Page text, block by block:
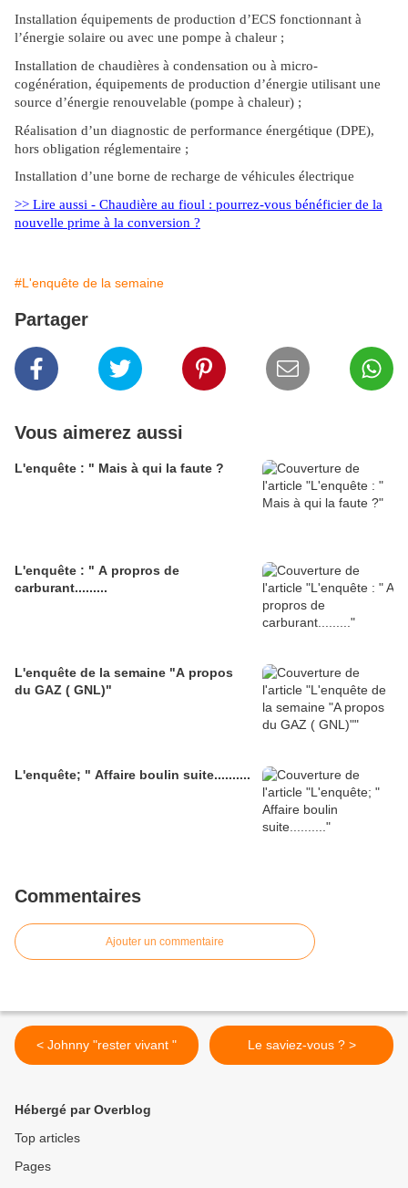
Installation équipements de production d’ECS fonctionnant à
l’énergie solaire ou avec une pompe à chaleur ;
Installation de chaudières à condensation ou à micro-
cogénération, équipements de production d’énergie utilisant une
source d’énergie renouvelable (pompe à chaleur) ;
Réalisation d’un diagnostic de performance énergétique (DPE),
hors obligation réglementaire ;
Installation d’une borne de recharge de véhicules électrique
>> Lire aussi - Chaudière au fioul : pourrez-vous bénéficier de la
nouvelle prime à la conversion ?
#L'enquête de la semaine
Partager
Vous aimerez aussi
L'enquête : " Mais à qui la faute ?
L'enquête : " A propros de
carburant.........
L'enquête de la semaine "A propos
du GAZ ( GNL)"
L'enquête; " Affaire boulin suite..........
Commentaires
Ajouter un commentaire
< Johnny "rester vivant " Le saviez-vous ? >
Hébergé par Overblog
Top articles
Pages